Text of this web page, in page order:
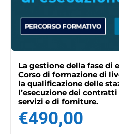
La gestione della fase di
Corso di formazione di
la qualificazione delle
l’esecuzione dei
servizi e di forniture.
€490,00